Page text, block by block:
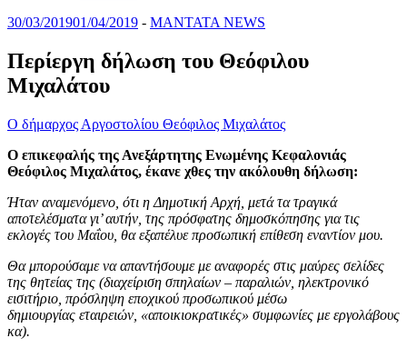
30/03/201901/04/2019 - MANTATA NEWS
Περίεργη δήλωση του Θεόφιλου
Μιχαλάτου
Ο δήμαρχος Αργοστολίου Θεόφιλος Μιχαλάτος
Ο επικεφαλής της Ανεξάρτητης Ενωμένης Κεφαλονιάς
Θεόφιλος Μιχαλάτος, έκανε χθες την ακόλουθη δήλωση:
Ήταν αναμενόμενο, ότι η Δημοτική Αρχή, μετά τα τραγικά
αποτελέσματα γι’ αυτήν, της πρόσφατης δημοσκόπησης για τις
εκλογές του Μαΐου, θα εξαπέλυε προσωπική επίθεση εναντίον μου.
Θα μπορούσαμε να απαντήσουμε με αναφορές στις μαύρες σελίδες
της θητείας της (διαχείριση σπηλαίων – παραλιών, ηλεκτρονικό
εισιτήριο, πρόσληψη εποχικού προσωπικού μέσω
δημιουργίας εταιρειών, «αποικιοκρατικές» συμφωνίες με εργολάβους
κα).